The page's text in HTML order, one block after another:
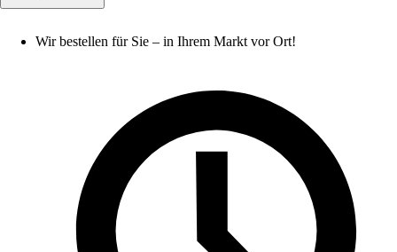
Wir bestellen für Sie – in Ihrem Markt vor Ort!